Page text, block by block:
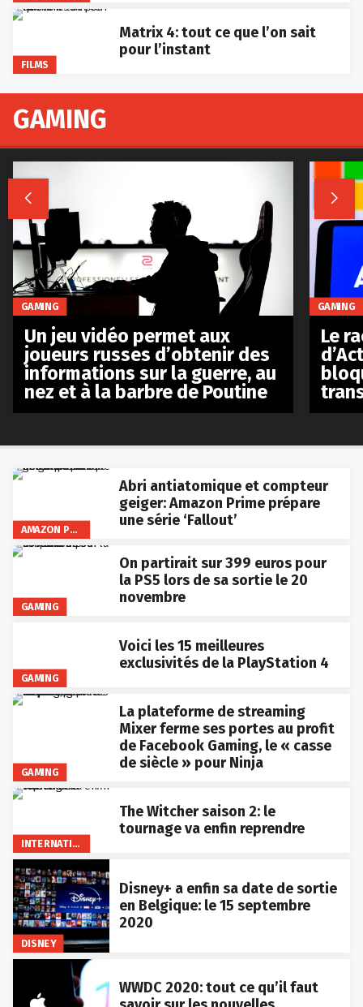
FILMS
Matrix 4: tout ce que l’on sait
pour l’instant
AMAZON PRIME VIDEO
Abri antiatomique et compteur
geiger: Amazon Prime prépare
une série ‘Fallout’
GAMING
On partirait sur 399 euros pour
la PS5 lors de sa sortie le 20
novembre
GAMING
Voici les 15 meilleures
exclusivités de la PlayStation 4
GAMING
La plateforme de streaming
Mixer ferme ses portes au profit
de Facebook Gaming, le « casse
de siècle » pour Ninja
INTERNATIONAL
The Witcher saison 2: le
tournage va enfin reprendre
DISNEY
Disney+ a enfin sa date de sortie
en Belgique: le 15 septembre
2020
WWDC 2020: tout ce qu’il faut
GAMING
 
GAMING
Un jeu vidéo permet aux
joueurs russes d’obtenir des
informations sur la guerre, au
nez et à la barbre de Poutine
GAMING
Le